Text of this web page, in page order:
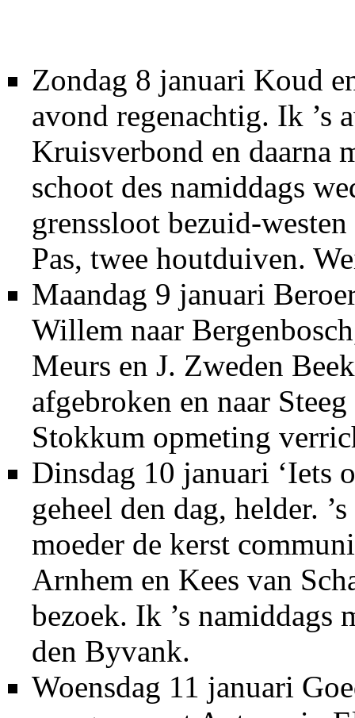
Zondag 8 januari Koud
avond regenachtig. Ik ’s
Kruisverbond en daarna
schoot des namiddags
grenssloot bezuid-
Pas, twee houtduiven.
Maandag 9 januari
Willem naar
Meurs en J. Zweden
afgebroken en naar
Stokkum opmeting
Dinsdag 10 januari ‘Iets
geheel den dag, helder.
moeder de kerst
Arnhem en Kees van
bezoek. Ik ’s namiddags
den Byvank.
Woensdag 11 januari